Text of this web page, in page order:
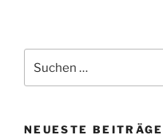
nach:
NEUESTE BEITRÄGE